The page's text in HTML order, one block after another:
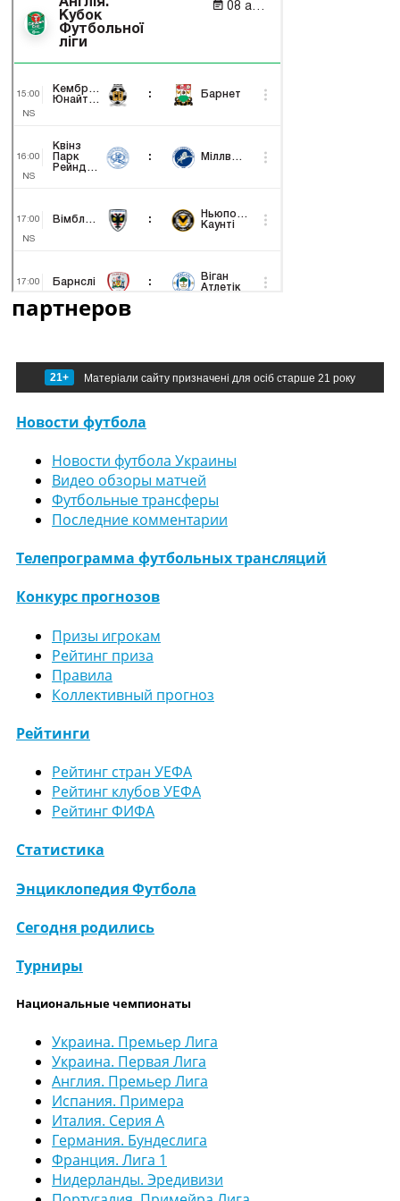
партнеров
21+ Матеріали сайту призначені для осіб старше 21 року
Новости футбола
Новости футбола Украины
Видео обзоры матчей
Футбольные трансферы
Последние комментарии
Телепрограмма футбольных трансляций
Конкурс прогнозов
Призы игрокам
Рейтинг приза
Правила
Коллективный прогноз
Рейтинги
Рейтинг стран УЕФА
Рейтинг клубов УЕФА
Рейтинг ФИФА
Статистика
Энциклопедия Футбола
Сегодня родились
Турниры
Национальные чемпионаты
Украина. Премьер Лига
Украина. Первая Лига
Англия. Премьер Лига
Испания. Примера
Италия. Серия А
Германия. Бундеслига
Франция. Лига 1
Нидерланды. Эредивизи